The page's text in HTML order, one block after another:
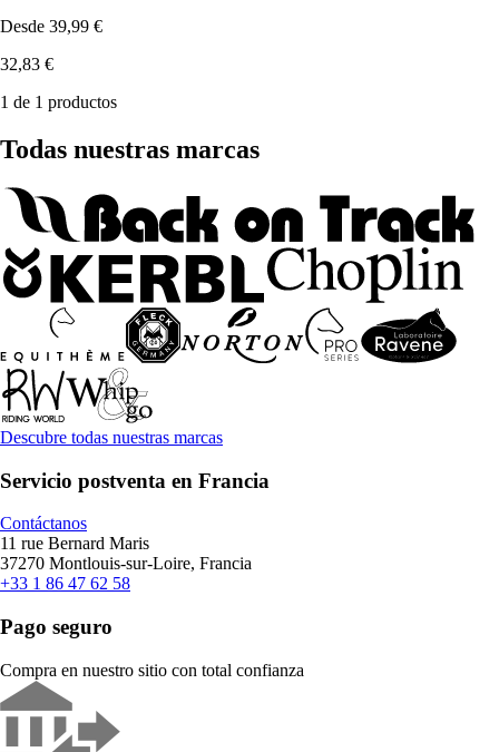
Desde 39,99 €
32,83 €
1 de 1 productos
Todas nuestras marcas
Descubre todas nuestras marcas
Servicio postventa en Francia
Contáctanos
11 rue Bernard Maris
37270 Montlouis-sur-Loire, Francia
+33 1 86 47 62 58
Pago seguro
Compra en nuestro sitio con total confianza